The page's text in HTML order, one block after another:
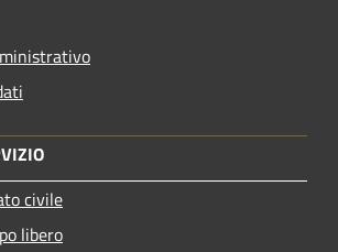
civile
libero